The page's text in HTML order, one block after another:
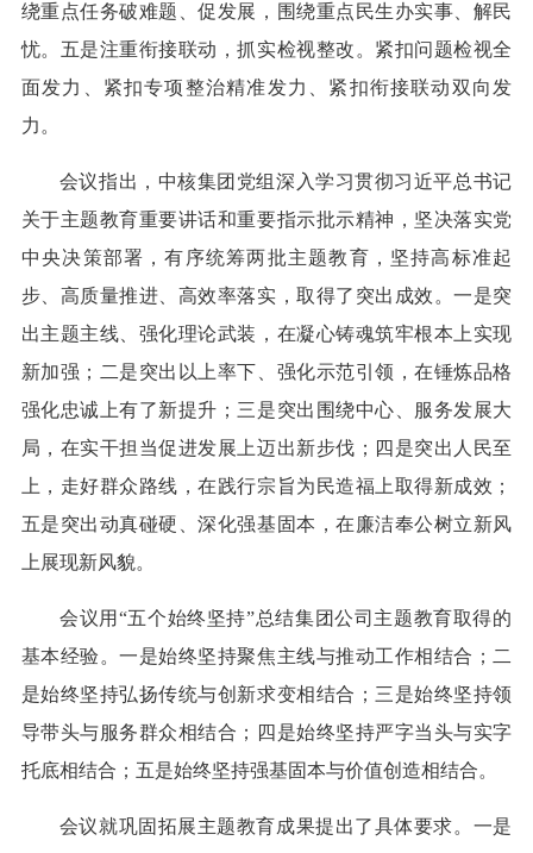
绕重点任务破难题、促发展，围绕重点民生办实事、解民
忧。五是注重衔接联动，抓实检视整改。紧扣问题检视全
面发力、紧扣专项整治精准发力、紧扣衔接联动双向发
力。
会议指出，中核集团党组深入学习贯彻习近平总书记
关于主题教育重要讲话和重要指示批示精神，坚决落实党
中央决策部署，有序统筹两批主题教育，坚持高标准起
步、高质量推进、高效率落实，取得了突出成效。一是突
出主题主线、强化理论武装，在凝心铸魂筑牢根本上实现
新加强；二是突出以上率下、强化示范引领，在锤炼品格
强化忠诚上有了新提升；三是突出围绕中心、服务发展大
局，在实干担当促进发展上迈出新步伐；四是突出人民至
上，走好群众路线，在践行宗旨为民造福上取得新成效；
五是突出动真碰硬、深化强基固本，在廉洁奉公树立新风
上展现新风貌。
会议用“五个始终坚持”总结集团公司主题教育取得的
基本经验。一是始终坚持聚焦主线与推动工作相结合；二
是始终坚持弘扬传统与创新求变相结合；三是始终坚持领
导带头与服务群众相结合；四是始终坚持严字当头与实字
托底相结合；五是始终坚持强基固本与价值创造相结合。
会议就巩固拓展主题教育成果提出了具体要求。一是